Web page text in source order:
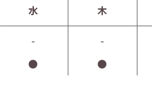
水 木
-
-
● ●